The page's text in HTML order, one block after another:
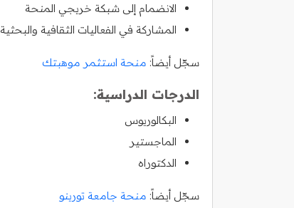
الانضمام إلى شبكة خريجي المنحة
المشاركة في الفعاليات الثقافية والبحثية
سجّل أيضاً: منحة استثمر موهبتك
الدرجات الدراسية:
البكالوريوس
الماجستير
الدكتوراه
سجّل أيضاً: منحة جامعة تورينو